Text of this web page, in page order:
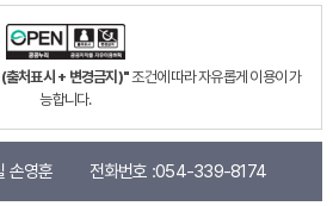
처표시 + 변경금지)"조건에 따라 자유롭게 이용이 가
능합니다.
손영훈 전화번호 :054-339-8174